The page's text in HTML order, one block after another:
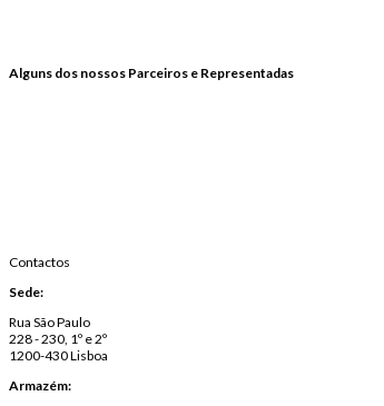
Alguns dos nossos Parceiros e Representadas
Contactos
Sede:
Rua São Paulo
228 - 230, 1º e 2º
1200-430 Lisboa
Armazém: